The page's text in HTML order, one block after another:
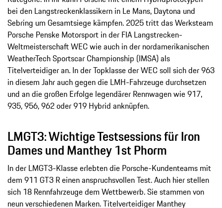
bei den Langstreckenklassikern in Le Mans, Daytona und
Sebring um Gesamtsiege kämpfen. 2025 tritt das Werksteam
Porsche Penske Motorsport in der FIA Langstrecken-
Weltmeisterschaft WEC wie auch in der nordamerikanischen
WeatherTech Sportscar Championship (IMSA) als
Titelverteidiger an. In der Topklasse der WEC soll sich der 963
in diesem Jahr auch gegen die LMH-Fahrzeuge durchsetzen
und an die großen Erfolge legendärer Rennwagen wie 917,
935, 956, 962 oder 919 Hybrid anknüpfen.
LMGT3: Wichtige Testsessions für Iron
Dames und Manthey 1st Phorm
In der LMGT3-Klasse erlebten die Porsche-Kundenteams mit
dem 911 GT3 R einen anspruchsvollen Test. Auch hier stellen
sich 18 Rennfahrzeuge dem Wettbewerb. Sie stammen von
neun verschiedenen Marken. Titelverteidiger Manthey